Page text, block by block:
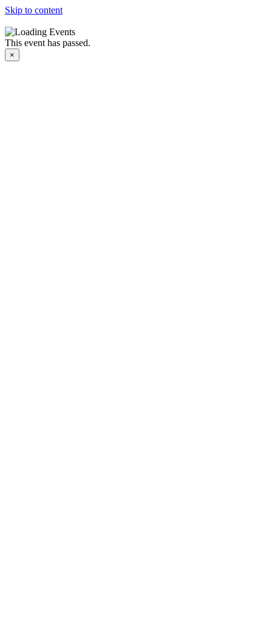
Skip to content
This event has passed.
×